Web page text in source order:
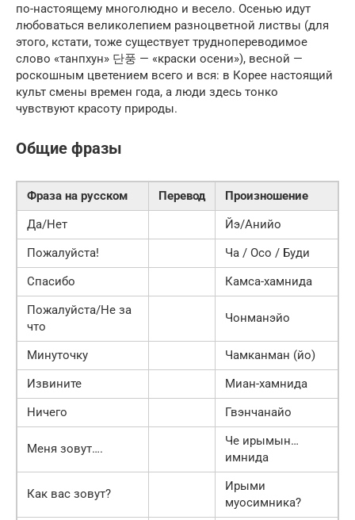
по-настоящему многолюдно и весело. Осенью идут
любоваться великоле­пием разноцветной листвы (для
этого, кстати, тоже существует трудно­переводимое
слово «танпхун» 단풍 — «краски осени»), весной —
роскош­ным цветением всего и вся: в Корее настоящий
культ смены времен года, а люди здесь тонко
чувствуют красоту природы.
Общие фразы
Фраза на русском Перевод
Произношение
Да/Нет
Йэ/Анийо
Пожалуйста!
Ча / Осо / Буди
Спасибо
Камса-хамнида
Пожалуйста/Не за
что
Чонманэйо
Минуточку
Чамканман (йо)
Извините
Миан-хамнида
Ничего
Гвэнчанайо
Меня зовут….
Че ирымын…
имнида
Как вас зовут?
Ирыми
муосимника?